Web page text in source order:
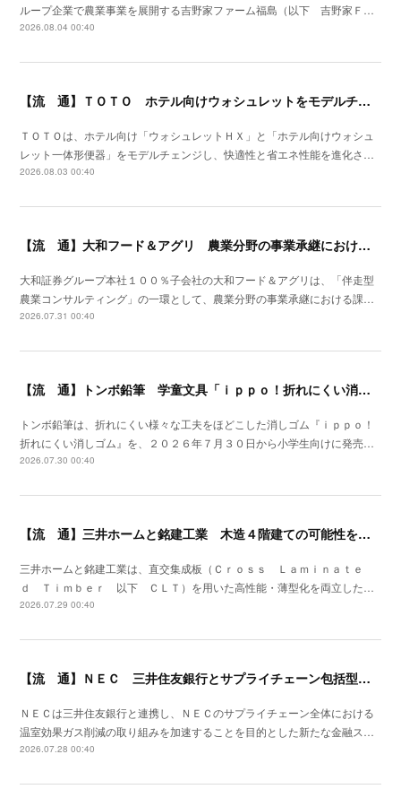
ループ企業で農業事業を展開する吉野家ファーム福島（以下 吉野家Ｆ…
2026.08.04 00:40
【流 通】ＴＯＴＯ ホテル向けウォシュレットをモデルチェン
ＴＯＴＯは、ホテル向け「ウォシュレットＨＸ」と「ホテル向けウォシュ
レット一体形便器」をモデルチェンジし、快適性と省エネ性能を進化さ…
2026.08.03 00:40
【流 通】大和フード＆アグリ 農業分野の事業承継における支援サービスを開始
大和証券グループ本社１００％子会社の大和フード＆アグリは、「伴走型
農業コンサルティング」の一環として、農業分野の事業承継における課…
2026.07.31 00:40
【流 通】トンボ鉛筆 学童文具「ｉｐｐｏ！折れにくい消しゴム」発売
トンボ鉛筆は、折れにくい様々な工夫をほどこした消しゴム『ｉｐｐｏ！
折れにくい消しゴム』を、２０２６年７月３０日から小学生向けに発売…
2026.07.30 00:40
【流 通】三井ホームと銘建工業 木造４階建ての可能性を広げる遮音床構造を開発
三井ホームと銘建工業は、直交集成板（Ｃｒｏｓｓ Ｌａｍｉｎａｔｅ
ｄ Ｔｉｍｂｅｒ 以下 ＣＬＴ）を用いた高性能・薄型化を両立した…
2026.07.29 00:40
【流 通】ＮＥＣ 三井住友銀行とサプライチェーン包括型のファイナンススキーム策定
ＮＥＣは三井住友銀行と連携し、ＮＥＣのサプライチェーン全体における
温室効果ガス削減の取り組みを加速することを目的とした新たな金融ス…
2026.07.28 00:40